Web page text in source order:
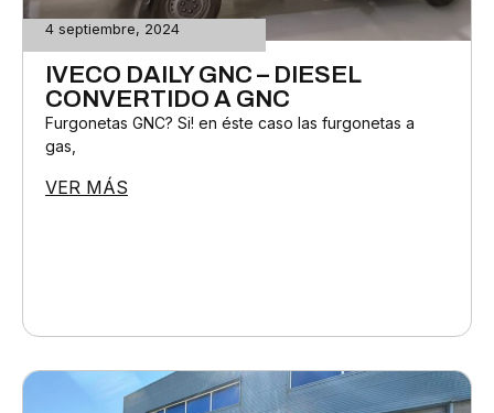
4 septiembre, 2024
IVECO DAILY GNC – DIESEL
CONVERTIDO A GNC
Furgonetas GNC? Si! en éste caso las furgonetas a
gas,
VER MÁS